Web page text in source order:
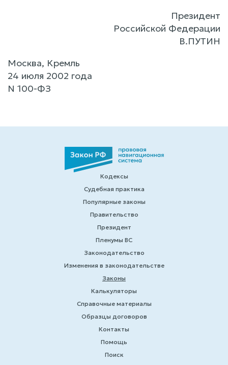
Президент
Российской Федерации
В.ПУТИН
Москва, Кремль
24 июля 2002 года
N 100-ФЗ
Кодексы
Судебная практика
Популярные законы
Правительство
Президент
Пленумы ВС
Законодательство
Изменения в законодательстве
Законы
Калькуляторы
Справочные материалы
Образцы договоров
Контакты
Помощь
Поиск